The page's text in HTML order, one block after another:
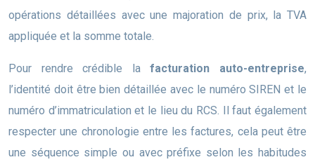
opérations détaillées avec une majoration de prix, la TVA
appliquée et la somme totale.
Pour rendre crédible lafacturation auto-entreprise,
l’identité doit être bien détaillée avec le numéro SIREN et le
numéro d’immatriculation et le lieu du RCS. Il faut également
respecter une chronologie entre les factures, cela peut être
une séquence simple ou avec préfixe selon les habitudes